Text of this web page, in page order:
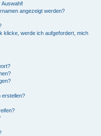
angezeigt werden?
klicke, werde ich aufgefordert, mich
erstellen?